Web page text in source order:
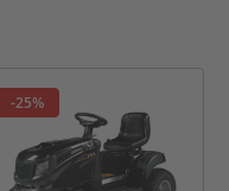
-25%